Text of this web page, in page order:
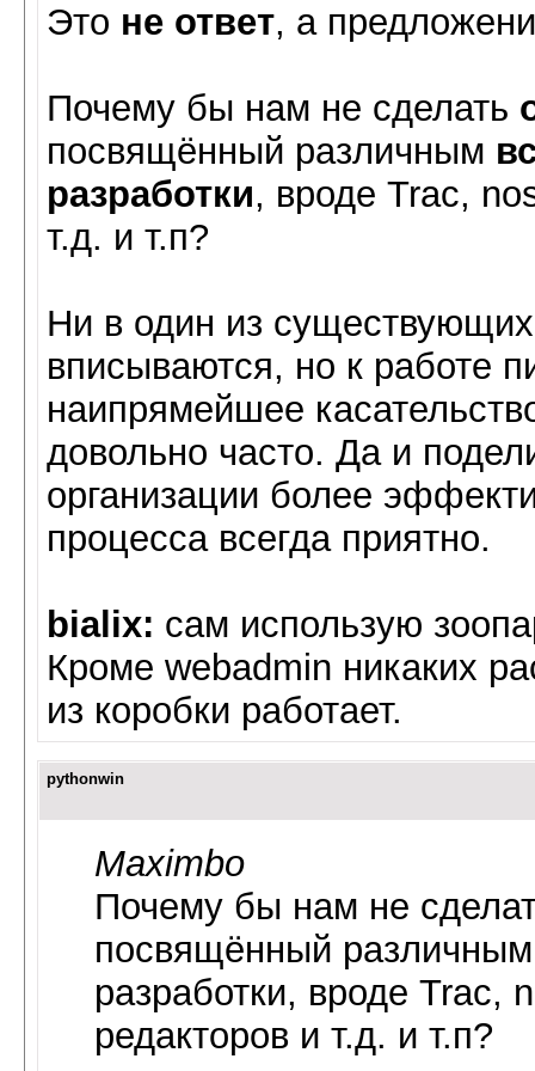
Это не ответ, а
Почему бы нам не сделать
посвящённый различным
разработки, вроде Trac,
т.д. и т.п?
Ни в один из
вписываются, но к работе
наипрямейшее
довольно часто. Да и
организации более
процесса всегда приятно.
bialix: сам использую
Кроме webadmin никаких
из коробки работает.
pythonwin
Maximbo
Почему бы нам не
посвящённый
разработки, вроде Trac,
редакторов и т.д. и т.п?